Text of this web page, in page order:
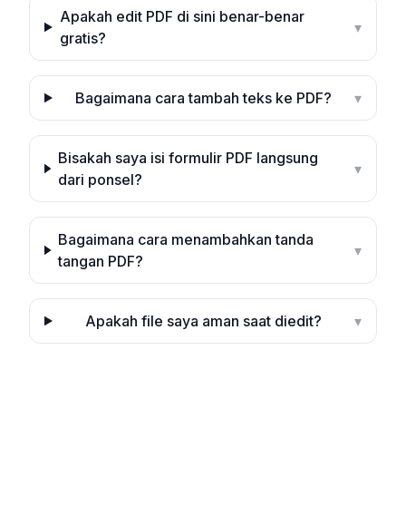
Apakah edit PDF di sini benar-benar
gratis?
▾
Bagaimana cara tambah teks ke PDF? ▾
Bisakah saya isi formulir PDF langsung
dari ponsel?
▾
Bagaimana cara menambahkan tanda
tangan PDF?
▾
Apakah file saya aman saat diedit? ▾